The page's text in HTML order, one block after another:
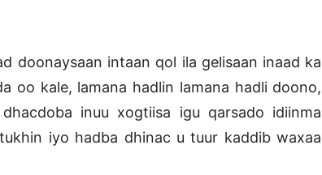
doonaysaan intaan qol ila gelisaan inaad ka
oo kale, lamana hadlin lamana hadli doono,
inuu xogtiisa igu qarsado idiinma
iyo hadba dhinac u tuur kaddib waxaa